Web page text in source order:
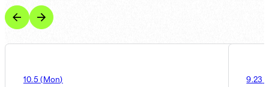
10.5 (Mon) 9.23